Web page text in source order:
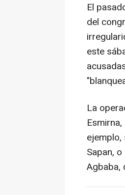
El
del
este
La
ejemplo,
Sapan,
Agbaba,